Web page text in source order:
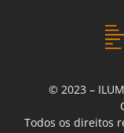
© 2023 –
Todos os direitos